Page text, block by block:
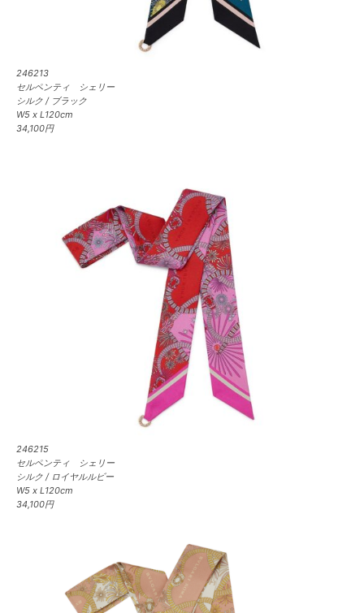
246213
セルペンティ シェリー
シルク / ブラック
W5 x L120cm
34,100円
246215
セルペンティ シェリー
シルク / ロイヤルルビー
W5 x L120cm
34,100円